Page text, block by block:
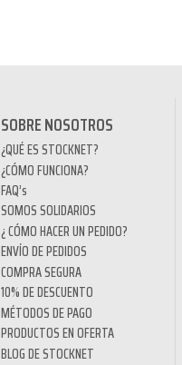
SOBRE NOSOTROS
¿QUÉ ES STOCKNET?
¿CÓMO FUNCIONA?
FAQ’s
SOMOS SOLIDARIOS
¿ CÓMO HACER UN PEDIDO?
ENVÍO DE PEDIDOS
COMPRA SEGURA
10% DE DESCUENTO
MÉTODOS DE PAGO
PRODUCTOS EN OFERTA
BLOG DE STOCKNET